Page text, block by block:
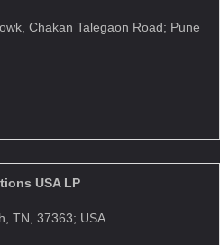
Chakan Talegaon Road; Pune
USA LP
TN, 37363; USA